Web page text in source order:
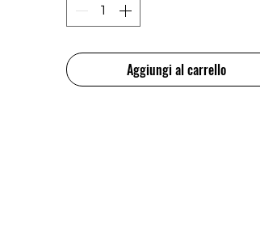
Aggiungi al carrello